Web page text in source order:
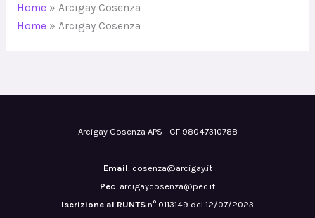
Home » Arcigay Cosenza
Home » Arcigay Cosenza
Arcigay Cosenza APS - CF 98047310788
Email: cosenza@arcigay.it
Pec: arcigaycosenza@pec.it
Iscrizione al RUNTS n° 0113149 del 12/07/2023